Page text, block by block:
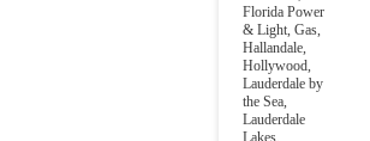
Florida Power
& Light, Gas,
Hallandale,
Hollywood,
Lauderdale by
the Sea,
Lauderdale
Lakes,